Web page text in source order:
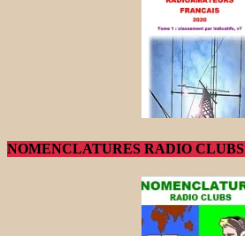
NOMENCLATURES RADIO CLUBS